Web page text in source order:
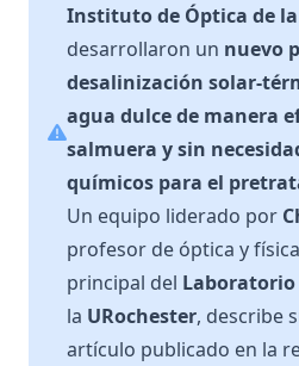
Instituto de Óptica de
desarrollaron un nuevo
desalinización solar-
agua dulce de manera
salmuera y sin
químicos para el
Un equipo liderado por
profesor de óptica y
principal del Laboratorio
la URochester, describe
artículo publicado en la